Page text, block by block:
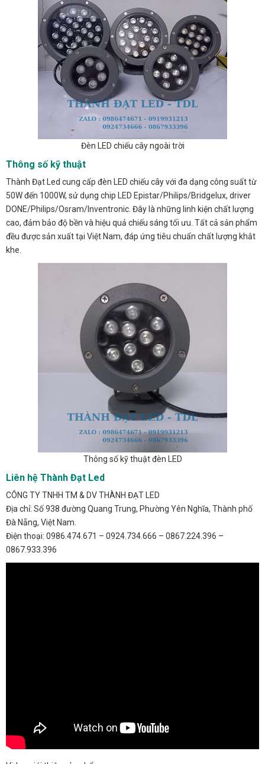
Đèn LED chiếu cây ngoài trời
Thông số kỹ thuật
Thành Đạt Led cung cấp đèn LED chiếu cây với đa dạng công suất từ
50W đến 1000W, sử dụng chip LED Epistar/Philips/Bridgelux, driver
DONE/Philips/Osram/Inventronic. Đây là những linh kiện chất lượng
cao, đảm bảo độ bền và hiệu quả chiếu sáng tối ưu. Tất cả sản phẩm
đều được sản xuất tại Việt Nam, đáp ứng tiêu chuẩn chất lượng khắt
khe.
Thông số kỹ thuật đèn LED
Liên hệ Thành Đạt Led
CÔNG TY TNHH TM & DV THÀNH ĐẠT LED
Địa chỉ: Số 938 đường Quang Trung, Phường Yên Nghĩa, Thành phố
Đà Nẵng, Việt Nam.
Điện thoại: 0986.474.671 – 0924.734.666 – 0867.224.396 –
0867.933.396